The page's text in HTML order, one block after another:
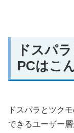
ドスパ
PCはこ
ドスパラとツク
できるユーザー